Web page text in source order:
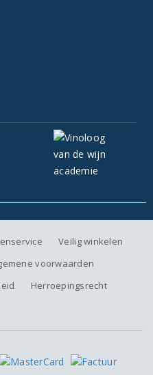
Veilig winkelen
voorwaarden
Herroepingsrecht